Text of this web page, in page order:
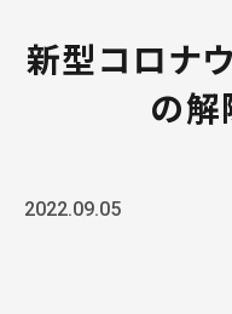
新型コロナ
の解
2022.09.05